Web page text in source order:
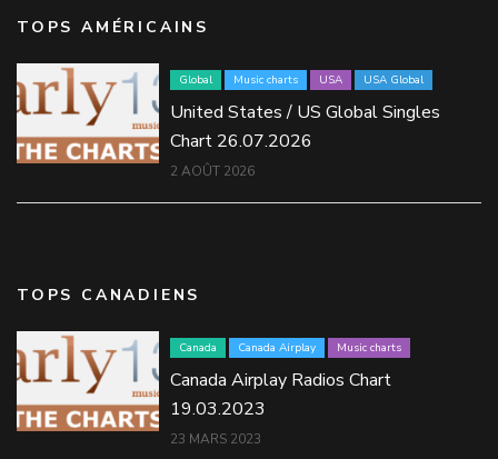
TOPS AMÉRICAINS
Global Music charts USA USA Global
United States / US Global Singles
Chart 26.07.2026
2 AOÛT 2026
TOPS CANADIENS
Canada Canada Airplay Music charts
Canada Airplay Radios Chart
19.03.2023
23 MARS 2023